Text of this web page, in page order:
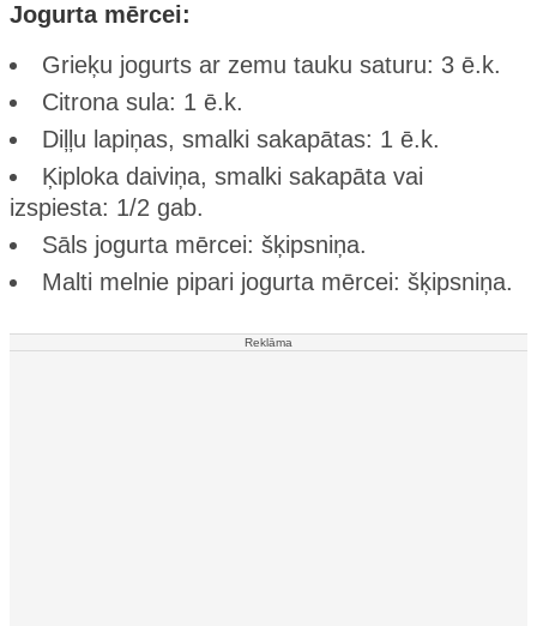
Jogurta mērcei:
Grieķu jogurts ar zemu tauku saturu: 3 ē.k.
Citrona sula: 1 ē.k.
Diļļu lapiņas, smalki sakapātas: 1 ē.k.
Ķiploka daiviņa, smalki sakapāta vai
izspiesta: 1/2 gab.
Sāls jogurta mērcei: šķipsniņa.
Malti melnie pipari jogurta mērcei: šķipsniņa.
Reklāma